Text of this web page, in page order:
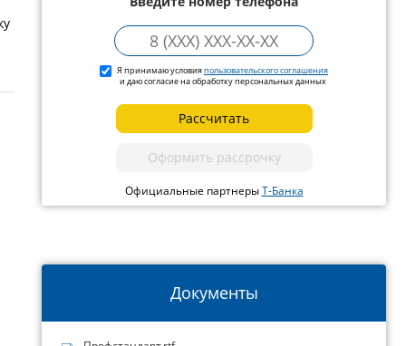
Я принимаю условияпользовательского соглашения
и даю согласие на обработку персональных данных
Рассчитать
Оформить рассрочку
Официальные партнерыТ-Банка
Документы